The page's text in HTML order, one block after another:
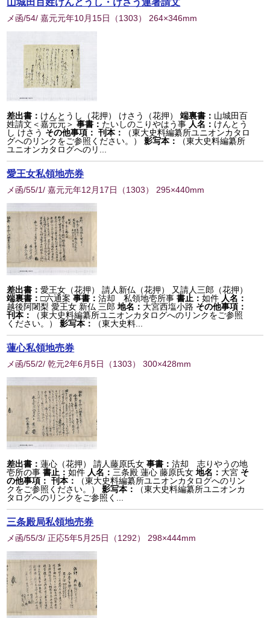
メ函/54/ 嘉元元年10月15日 （1303） 264×346mm
差出書： けんとうし（花押） けさう（花押） 端裏書： 山城田百
姓請文＜嘉元元＞ 事書： たいしのこりやはう事 人名： けんとう
し けさう その他事項： 刊本：
（東大史料編纂所ユニオンカタロ
グへのリンクをご参照ください。）
影写本：
（東大史料編纂所
ユニオンカタログへのリ...
愛王女私領地売券
メ函/55/1/ 嘉元元年12月17日 （1303） 295×440mm
差出書：愛王女（花押） 請人新仏（花押） 又請人三郎（花押）
端裏書：□六通案 事書：沽却 私領地壱所事書止：如件 人名：
越後阿闍梨 愛王女 新仏 三郎 地名： 大宮西塩小路 その他事項：
刊本：
（東大史料編纂所ユニオンカタログへのリンクをご参照
ください。）
影写本： （東大史料...
蓮心私領地売券
メ函/55/2/ 乾元2年6月5日 （1303） 300×428mm
差出書：蓮心（花押） 請人藤原氏女 事書：沽却 志りやうの地
壱所の事書止：如件 人名： 三条殿 蓮心 藤原氏女 地名： 大宮 そ
の他事項： 刊本：
（東大史料編纂所ユニオンカタログへのリン
クをご参照ください。）
影写本：
（東大史料編纂所ユニオンカ
タログへのリンクをご参照く...
三条殿局私領地売券
メ函/55/3/ 正応5年5月25日 （1292） 298×444mm